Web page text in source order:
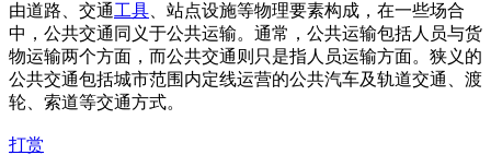
由道路、交通工具 、站点设施等物理要素构成，在一些场合
中，公共交通同义于公共运输。通常，公共运输包括人员与货
物运输两个方面，而公共交通则只是指人员运输方面。狭义的
公共交通包括城市范围内定线运营的公共汽车及轨道交通、渡
轮、索道等交通方式。
打赏